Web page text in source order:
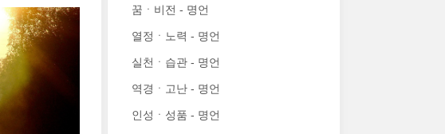
꿈ㆍ비전 - 명언
열정ㆍ노력 - 명언
실천ㆍ습관 - 명언
역경ㆍ고난 - 명언
인성ㆍ성품 - 명언